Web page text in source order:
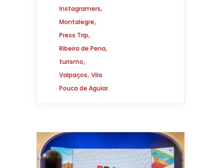
Instagramers,
Montalegre,
Press Trip,
Ribeira de Pena,
turismo,
Valpaços, Vila
Pouca de Aguiar